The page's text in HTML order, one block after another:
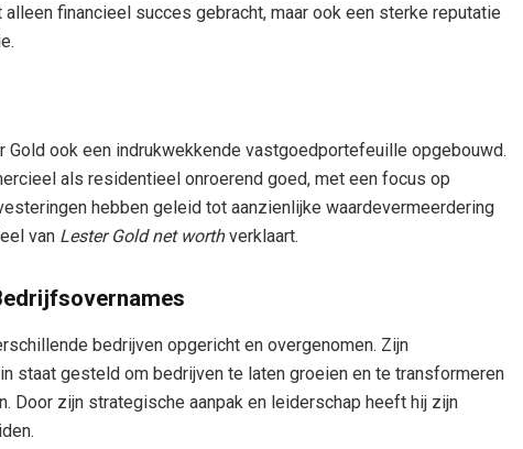
financieel succes gebracht, maar ook een sterke reputatie
ook een indrukwekkende vastgoedportefeuille opgebouwd.
als residentieel onroerend goed, met een focus op
hebben geleid tot aanzienlijke waardevermeerdering
van Lester Gold net worthverklaart.
bedrijven opgericht en overgenomen. Zijn
staat gesteld om bedrijven te laten groeien en te transformeren
Door zijn strategische aanpak en leiderschap heeft hij zijn